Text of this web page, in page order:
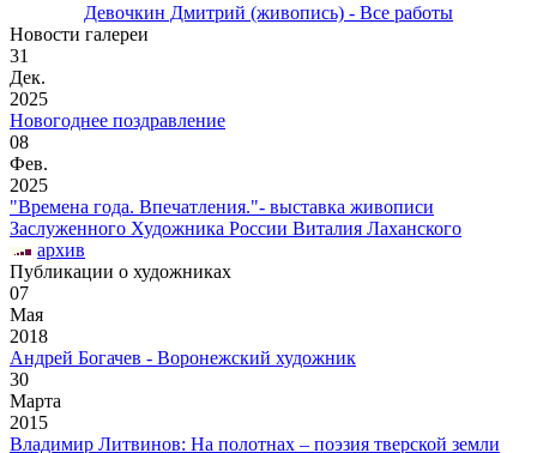
Девочкин Дмитрий (живопись) - Все работы
Новости галереи
31
Дек.
2025
Новогоднее поздравление
08
Фев.
2025
"Времена года. Впечатления."- выставка живописи
Заслуженного Художника России Виталия Лаханского
архив
Публикации о художниках
07
Мая
2018
Андрей Богачев - Воронежский художник
30
Марта
2015
Владимир Литвинов: На полотнах – поэзия тверской земли